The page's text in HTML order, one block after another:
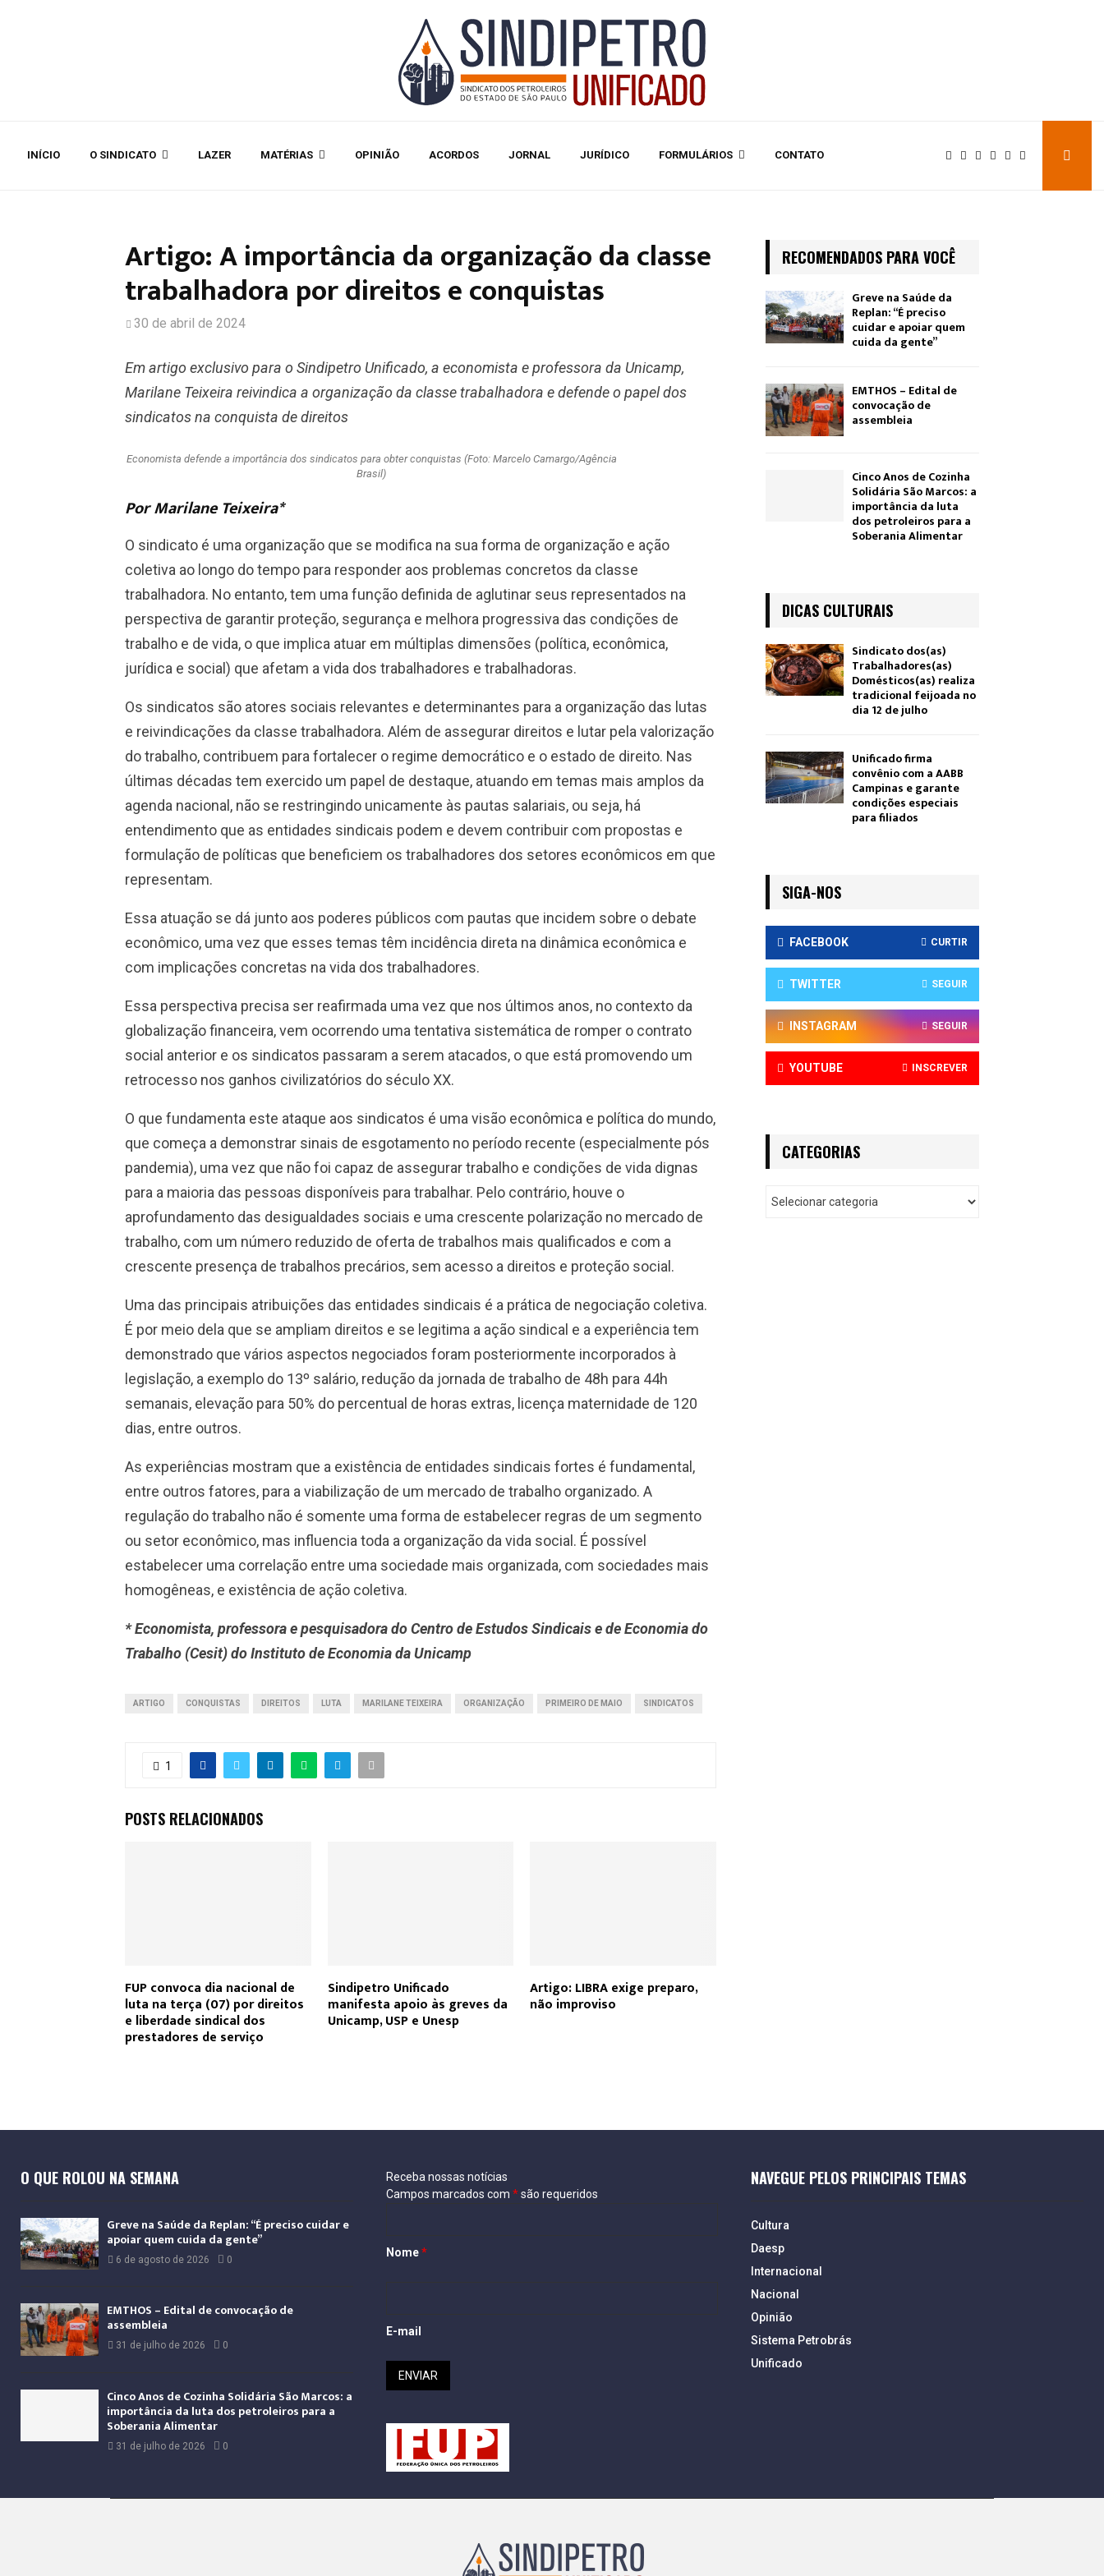
INÍCIO O SINDICATO LAZER MATÉRIAS OPINIÃO ACORDOS JORNAL JURÍDICO FORMULÁRIOS CONTATO
Artigo: A importância da organização da classe
trabalhadora por direitos e conquistas
30 de abril de 2024
Em artigo exclusivo para o Sindipetro Unificado, a economista e professora da Unicamp,
Marilane Teixeira reivindica a organização da classe trabalhadora e defende o papel dos
sindicatos na conquista de direitos
Economista defende a importância dos sindicatos para obter conquistas (Foto: Marcelo Camargo/Agência
Brasil)
Por Marilane Teixeira*
O sindicato é uma organização que se modifica na sua forma de organização e ação
coletiva ao longo do tempo para responder aos problemas concretos da classe
trabalhadora. No entanto, tem uma função definida de aglutinar seus representados na
perspectiva de garantir proteção, segurança e melhora progressiva das condições de
trabalho e de vida, o que implica atuar em múltiplas dimensões (política, econômica,
jurídica e social) que afetam a vida dos trabalhadores e trabalhadoras.
Os sindicatos são atores sociais relevantes e determinantes para a organização das lutas
e reivindicações da classe trabalhadora. Além de assegurar direitos e lutar pela valorização
do trabalho, contribuem para fortalecer o regime democrático e o estado de direito. Nas
últimas décadas tem exercido um papel de destaque, atuando em temas mais amplos da
agenda nacional, não se restringindo unicamente às pautas salariais, ou seja, há
entendimento que as entidades sindicais podem e devem contribuir com propostas e
formulação de políticas que beneficiem os trabalhadores dos setores econômicos em que
representam.
Essa atuação se dá junto aos poderes públicos com pautas que incidem sobre o debate
econômico, uma vez que esses temas têm incidência direta na dinâmica econômica e
com implicações concretas na vida dos trabalhadores.
Essa perspectiva precisa ser reafirmada uma vez que nos últimos anos, no contexto da
globalização financeira, vem ocorrendo uma tentativa sistemática de romper o contrato
social anterior e os sindicatos passaram a serem atacados, o que está promovendo um
retrocesso nos ganhos civilizatórios do século XX.
O que fundamenta este ataque aos sindicatos é uma visão econômica e política do mundo,
que começa a demonstrar sinais de esgotamento no período recente (especialmente pós
pandemia), uma vez que não foi capaz de assegurar trabalho e condições de vida dignas
para a maioria das pessoas disponíveis para trabalhar. Pelo contrário, houve o
aprofundamento das desigualdades sociais e uma crescente polarização no mercado de
trabalho, com um número reduzido de oferta de trabalhos mais qualificados e com a
crescente presença de trabalhos precários, sem acesso a direitos e proteção social.
Uma das principais atribuições das entidades sindicais é a prática de negociação coletiva.
É por meio dela que se ampliam direitos e se legitima a ação sindical e a experiência tem
demonstrado que vários aspectos negociados foram posteriormente incorporados à
legislação, a exemplo do 13º salário, redução da jornada de trabalho de 48h para 44h
semanais, elevação para 50% do percentual de horas extras, licença maternidade de 120
dias, entre outros.
As experiências mostram que a existência de entidades sindicais fortes é fundamental,
entre outros fatores, para a viabilização de um mercado de trabalho organizado. A
regulação do trabalho não é somente uma forma de estabelecer regras de um segmento
ou setor econômico, mas influencia toda a organização da vida social. É possível
estabelecer uma correlação entre uma sociedade mais organizada, com sociedades mais
homogêneas, e existência de ação coletiva.
* Economista, professora e pesquisadora do Centro de Estudos Sindicais e de Economia do
Trabalho (Cesit) do Instituto de Economia da Unicamp
ARTIGO CONQUISTAS DIREITOS LUTA MARILANE TEIXEIRA ORGANIZAÇÃO PRIMEIRO DE MAIO SINDICATOS
1
POSTS RELACIONADOS
FUP convoca dia nacional de
luta na terça (07) por direitos
e liberdade sindical dos
prestadores de serviço
Sindipetro Unificado
manifesta apoio às greves da
Unicamp, USP e Unesp
Artigo: LIBRA exige preparo,
não improviso
RECOMENDADOS PARA VOCÊ
Greve na Saúde da
Replan: “É preciso
cuidar e apoiar quem
cuida da gente”
EMTHOS – Edital de
convocação de
assembleia
Cinco Anos de Cozinha
Solidária São Marcos: a
importância da luta
dos petroleiros para a
Soberania Alimentar
DICAS CULTURAIS
Sindicato dos(as)
Trabalhadores(as)
Domésticos(as) realiza
tradicional feijoada no
dia 12 de julho
Unificado firma
convênio com a AABB
Campinas e garante
condições especiais
para filiados
SIGA-NOS
FACEBOOK CURTIR
TWITTER SEGUIR
INSTAGRAM SEGUIR
YOUTUBE INSCREVER
CATEGORIAS
O QUE ROLOU NA SEMANA
Greve na Saúde da Replan: “É preciso cuidar e
apoiar quem cuida da gente”
6 de agosto de 2026 0
EMTHOS – Edital de convocação de
assembleia
31 de julho de 2026 0
Cinco Anos de Cozinha Solidária São Marcos: a
importância da luta dos petroleiros para a
Soberania Alimentar
31 de julho de 2026 0
Receba nossas notícias
Campos marcados com *são requeridos
Nome*
E-mail
NAVEGUE PELOS PRINCIPAIS TEMAS
Cultura
Daesp
Internacional
Nacional
Opinião
Sistema Petrobrás
Unificado